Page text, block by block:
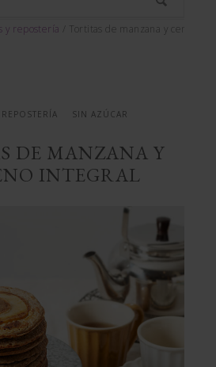
y repostería
Tortitas de manzana y centeno
SIN AZÚCAR
DE MANZANA Y
INTEGRAL